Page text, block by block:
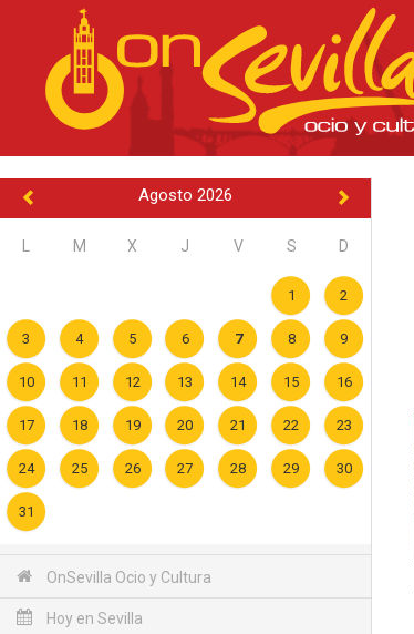
Agosto 2026
M X J V S D
1 2
3 4 5 6 7 8 9
10 11 12 13 14 15 16
17 18 19 20 21 22 23
24 25 26 27 28 29 30
31
OnSevilla Ocio y Cultura
Hoy en Sevilla